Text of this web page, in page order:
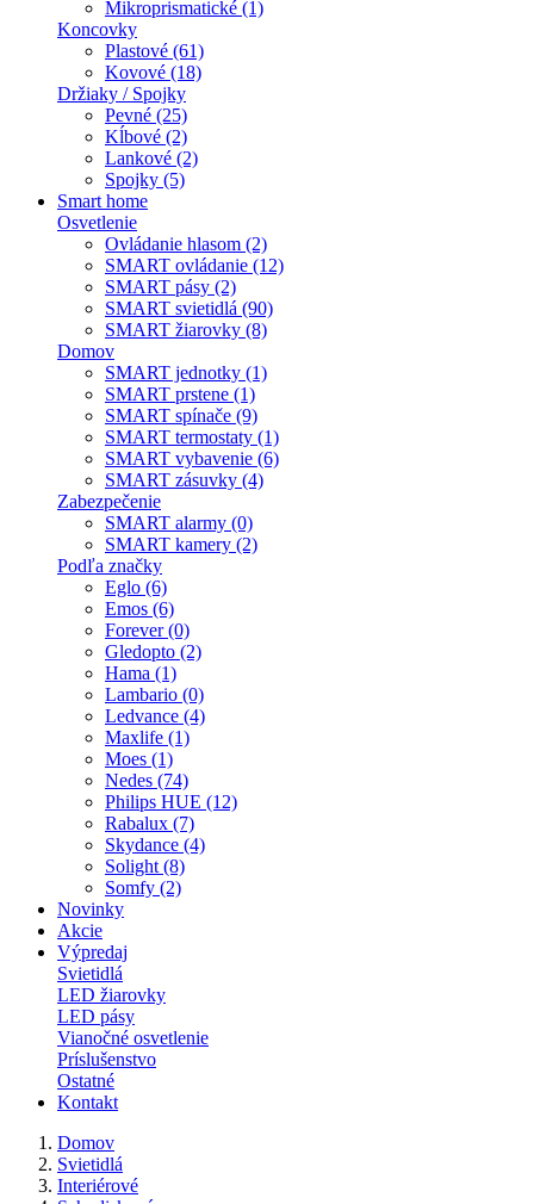
Mikroprismatické (1)
Koncovky
Plastové (61)
Kovové (18)
Držiaky / Spojky
Pevné (25)
Kĺbové (2)
Lankové (2)
Spojky (5)
Smart home
Osvetlenie
Ovládanie hlasom (2)
SMART ovládanie (12)
SMART pásy (2)
SMART svietidlá (90)
SMART žiarovky (8)
Domov
SMART jednotky (1)
SMART prstene (1)
SMART spínače (9)
SMART termostaty (1)
SMART vybavenie (6)
SMART zásuvky (4)
Zabezpečenie
SMART alarmy (0)
SMART kamery (2)
Podľa značky
Eglo (6)
Emos (6)
Forever (0)
Gledopto (2)
Hama (1)
Lambario (0)
Ledvance (4)
Maxlife (1)
Moes (1)
Nedes (74)
Philips HUE (12)
Rabalux (7)
Skydance (4)
Solight (8)
Somfy (2)
Novinky
Akcie
Výpredaj
Svietidlá
LED žiarovky
LED pásy
Vianočné osvetlenie
Príslušenstvo
Ostatné
Kontakt
Domov
Svietidlá
Interiérové